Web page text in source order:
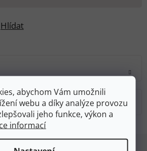
abychom Vám umožnili
webu a díky analýze provozu
jeho funkce, výkon a
informací
Hlídat